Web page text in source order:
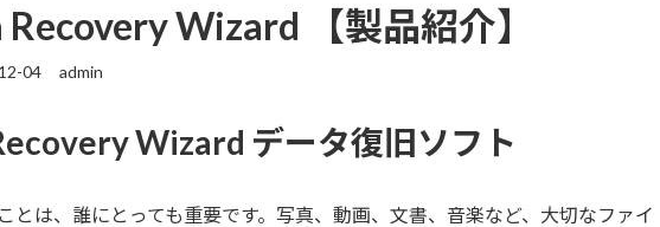
Recovery Wizard 【製品紹介】
04 admin
Wizard データ復旧ソフト
とは、誰にとっても重要です。写真、動画、文書、音楽など、大切なファイ